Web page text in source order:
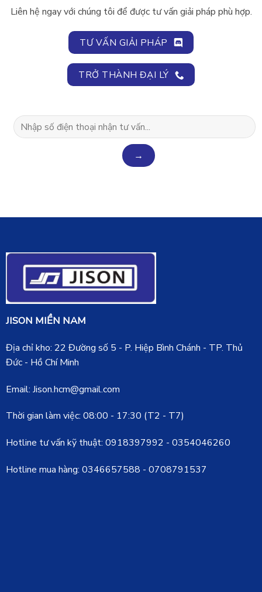
Liên hệ ngay với chúng tôi để được tư vấn giải pháp phù hợp.
TƯ VẤN GIẢI PHÁP
TRỞ THÀNH ĐẠI LÝ
JISON MIỀN NAM
Địa chỉ kho: 22 Đường số 5 - P. Hiệp Bình Chánh - TP. Thủ
Đức - Hồ Chí Minh
Email: Jison.hcm@gmail.com
Thời gian làm việc: 08:00 - 17:30 (T2 - T7)
Hotline tư vấn kỹ thuật: 0918397992 - 0354046260
Hotline mua hàng: 0346657588 - 0708791537